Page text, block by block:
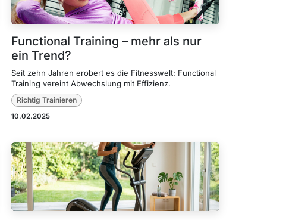
Functional Training – mehr als nur
ein Trend?
Seit zehn Jahren erobert es die Fitnesswelt: Functional
Training vereint Abwechslung mit Effizienz.
Richtig Trainieren
10.02.2025